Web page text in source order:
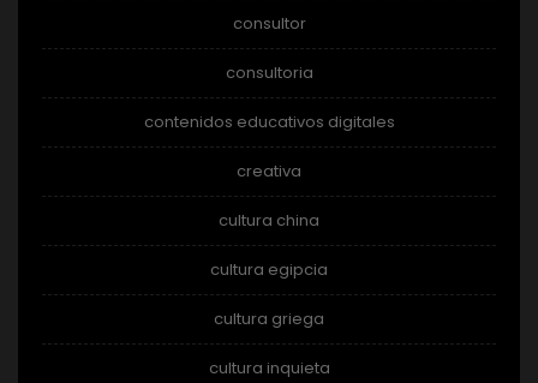
consultor
consultoria
contenidos educativos digitales
creativa
cultura china
cultura egipcia
cultura griega
cultura inquieta